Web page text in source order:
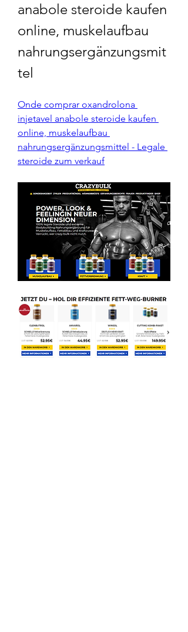
anabole steroide kaufen
online, muskelaufbau
nahrungsergänzungsmit
tel
Onde comprar oxandrolona
injetavel anabole steroide kaufen
online, muskelaufbau
nahrungsergänzungsmittel - Legale
steroide zum verkauf